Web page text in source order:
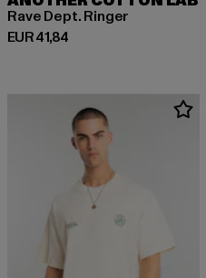
Rave Dept. Ringer
EUR 41,84
Huidige prijs: EUR 41,84